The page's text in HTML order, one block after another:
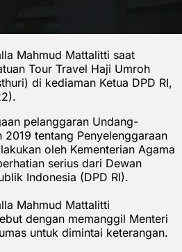
Mahmud Mattalitti saat
Tour Travel Haji Umroh
di kediaman Ketua DPD RI,
pelanggaran Undang-
tentang Penyelenggaraan
oleh Kementerian Agama
serius dari Dewan
Indonesia (DPD RI).
Mahmud Mattalitti
dengan memanggil Menteri
untuk dimintai keterangan.